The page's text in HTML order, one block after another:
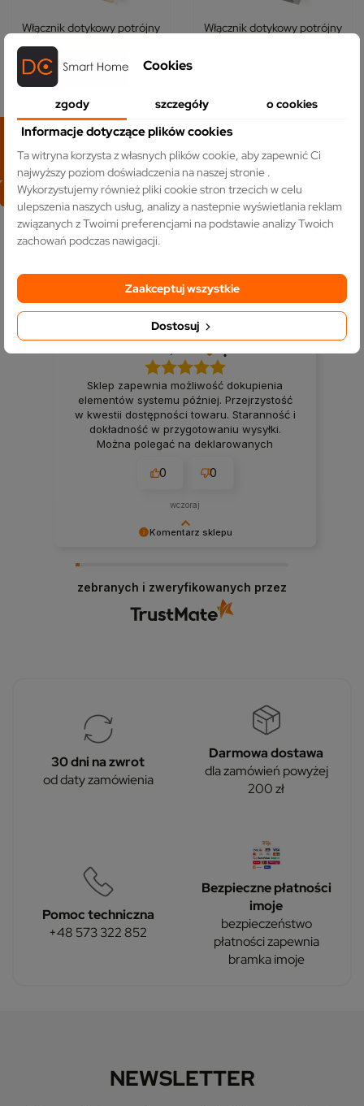
Włącznik dotykowy potrójny
(0)
DO KOSZYKA
Włącznik dotykowy potrójny
Pokazano 1-12 z 12 pozycji
5.0
Ocena
Na podstawie
2385opiniiz całego okresu
Jak zbieramy opinie?
Komentarz sklepu
Ewelina
Sklep zapewnia możliwość dokupienia
elementów systemu później. Przejrzystość
w kwestii dostępności towaru. Staranność i
dokładność w przygotowaniu wysyłki.
Można polegać na deklarowanych
polegać przy realizacji projektu smart
0 0
wczoraj
zebranych i zweryfikowanych przez
30 dni na zwrot
od daty zamówienia
Darmowa dostawa
dla zamówień powyżej
200 zł
Pomoc techniczna
+48 573 322 852
Bezpieczne płatności
imoje
bezpieczeństwo
płatności zapewnia
bramka imoje
NEWSLETTER
Cookies
zgody szczegóły o cookies
Informacje dotyczące plików cookies
Ta witryna korzysta z własnych plików cookie, aby zapewnić Ci
najwyższy poziom doświadczenia na naszej stronie .
Wykorzystujemy również pliki cookie stron trzecich w celu
ulepszenia naszych usług, analizy a nastepnie wyświetlania reklam
związanych z Twoimi preferencjami na podstawie analizy Twoich
zachowań podczas nawigacji.
Dostosuj
Zaakceptuj wszystkie
FILTRUJ